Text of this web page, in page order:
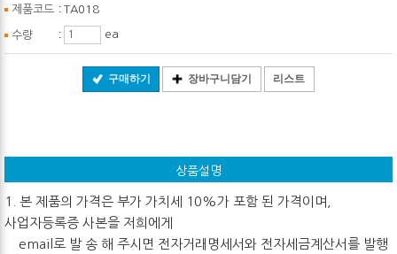
제품코드 : TA018
수량 : ea
구매하기 장바구니담기 리스트
상품설명
1. 본 제품의 가격은 부가 가치세 10%가 포함 된 가격이며,
사업자등록증 사본을 저희에게
email로 발 송 해 주시면 전자거래명세서와 전자세금계산서를 발행